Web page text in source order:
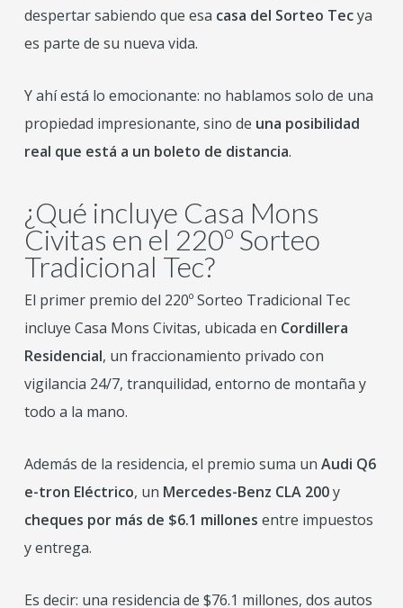
despertar sabiendo que esa casa del Sorteo Tecya
es parte de su nueva vida.
Y ahí está lo emocionante: no hablamos solo de una
propiedad impresionante, sino de una posibilidad
real que está a un boleto de distancia.
¿Qué incluye Casa Mons
Civitas en el 220º Sorteo
Tradicional Tec?
El primer premio del 220º Sorteo Tradicional Tec
incluye Casa Mons Civitas, ubicada en Cordillera
Residencial, un fraccionamiento privado con
vigilancia 24/7, tranquilidad, entorno de montaña y
todo a la mano.
Además de la residencia, el premio suma un Audi Q6
e-tron Eléctrico, un Mercedes-Benz CLA 200y
cheques por más de $6.1 millones entre impuestos
y entrega.
Es decir: una residencia de $76.1 millones, dos autos